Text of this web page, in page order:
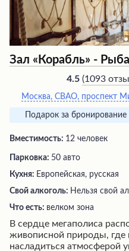
Зал «Корабль» -
4.5 (1093
Москва, СВАО, проспект
Подарок за бронирование
Вместимость: 12 человек
Парковка: 50 авто
Кухня: Европейская, русская
Свой алкоголь: Нельзя свой
Что есть: велком зона
В сердце мегаполиса
живописной природы, где
насладиться атмосферой